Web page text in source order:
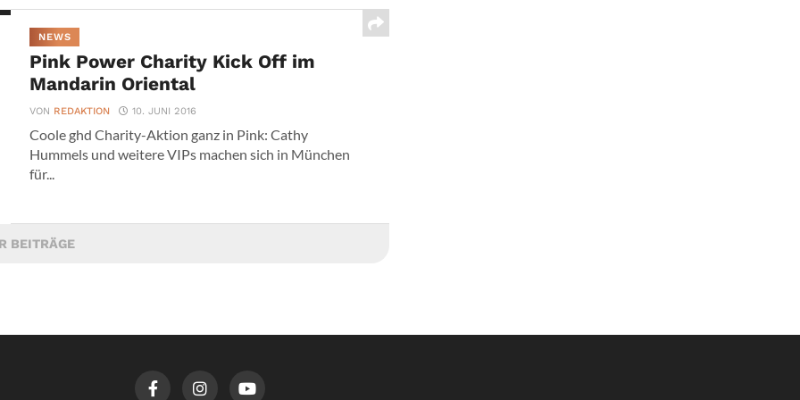
NEWS
Pink Power Charity Kick Off im
Mandarin Oriental
VON REDAKTION 10. JUNI 2016
Coole ghd Charity-Aktion ganz in Pink: Cathy
Hummels und weitere VIPs machen sich in München
für...
BEITRÄGE